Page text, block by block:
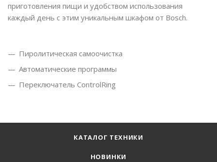
приготовления пищи и удобством использования
каждый день с этим уникальным шкафом от Bosch.
Пиролитическая самоочистка
Автоматические программы
Переключатель ControlRing
КАТАЛОГ ТЕХНИКИ
НОВИНКИ